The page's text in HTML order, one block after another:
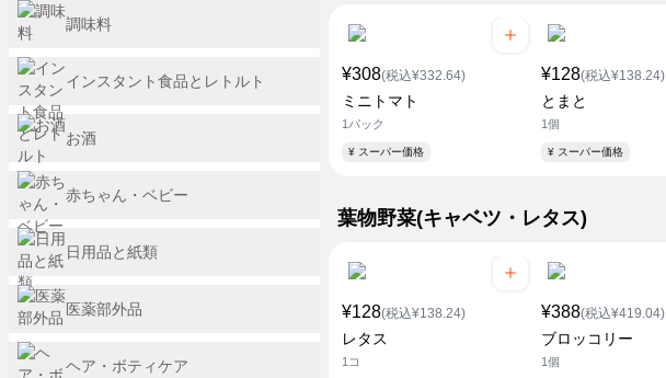
¥308(税込¥332.64)
ミニトマト
1パック
¥ スーパー価格
¥128(税込¥138.24)
とまと
1個
¥ スーパー価格
葉物野菜(キャベツ・レタス)
¥128(税込¥138.24)
レタス
1コ
¥388(税込¥419.04)
ブロッコリー
1個
調味料
インスタント食品とレトルト
お酒
赤ちゃん・ベビー
日用品と紙類
医薬部外品
ヘア・ボティケア